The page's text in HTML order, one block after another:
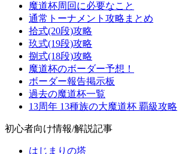
魔道杯周回に必要なこと
通常トーナメント攻略まとめ
拾式(20段)攻略
玖式(19段)攻略
捌式(18段)攻略
魔道杯のボーダー予想！
ボーダー報告掲示板
過去の魔道杯一覧
13周年 13種族の大魔道杯 覇級攻略
初心者向け情報/解説記事
はじまりの塔